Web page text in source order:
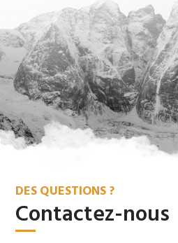
DES QUESTIONS ?
Contactez-nous